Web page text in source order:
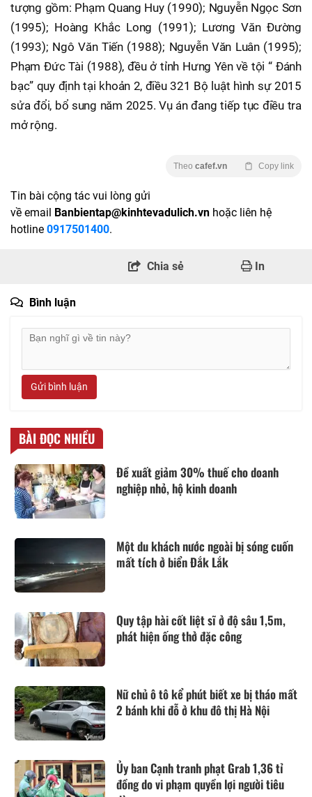
tượng gồm: Phạm Quang Huy (1990); Nguyễn Ngọc Sơn
(1995); Hoàng Khắc Long (1991); Lương Văn Đường
(1993); Ngô Văn Tiến (1988); Nguyễn Văn Luân (1995);
Phạm Đức Tài (1988), đều ở tỉnh Hưng Yên về tội “ Đánh
bạc” quy định tại khoản 2, điều 321 Bộ luật hình sự 2015
sửa đổi, bổ sung năm 2025. Vụ án đang tiếp tục điều tra
mở rộng.
Theo cafef.vn Copy link
Tin bài cộng tác vui lòng gửi
về email
Banbientap@kinhtevadulich.vn hoặc liên hệ
hotline 0917501400.
Chia sẻ In
Bình luận
Gửi bình luận
BÀI ĐỌC NHIỀU
Đề xuất giảm 30% thuế cho doanh
nghiệp nhỏ, hộ kinh doanh
Một du khách nước ngoài bị sóng cuốn
mất tích ở biển Đắk Lắk
Quy tập hài cốt liệt sĩ ở độ sâu 1,5m,
phát hiện ống thở đặc công
Nữ chủ ô tô kể phút biết xe bị tháo mất
2 bánh khi đỗ ở khu đô thị Hà Nội
Ủy ban Cạnh tranh phạt Grab 1,36 tỉ
đồng do vi phạm quyền lợi người tiêu